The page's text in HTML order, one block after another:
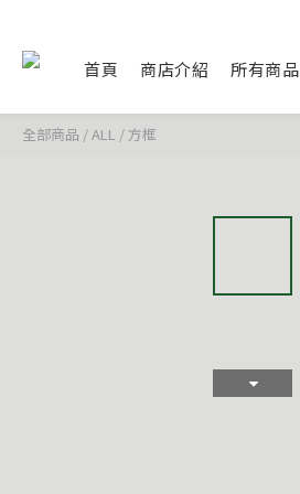
首頁 商店介紹 所有商品
全部商品 /ALL / 方框